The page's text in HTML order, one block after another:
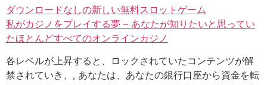
ダウンロードなしの新しい無料スロットゲーム
私がカジノをプレイする夢 – あなたが知りたいと思ってい
たほとんどすべてのオンラインカジノ
各レベルが上昇すると、ロックされていたコンテンツが解
禁されていき、, あなたは、あなたの銀行口座から資金を転